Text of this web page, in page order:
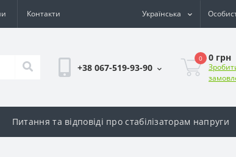
Контакти Українська
+38 067-519-93-90
0 0 грн
Питання та відповіді про стабілізаторам напруги